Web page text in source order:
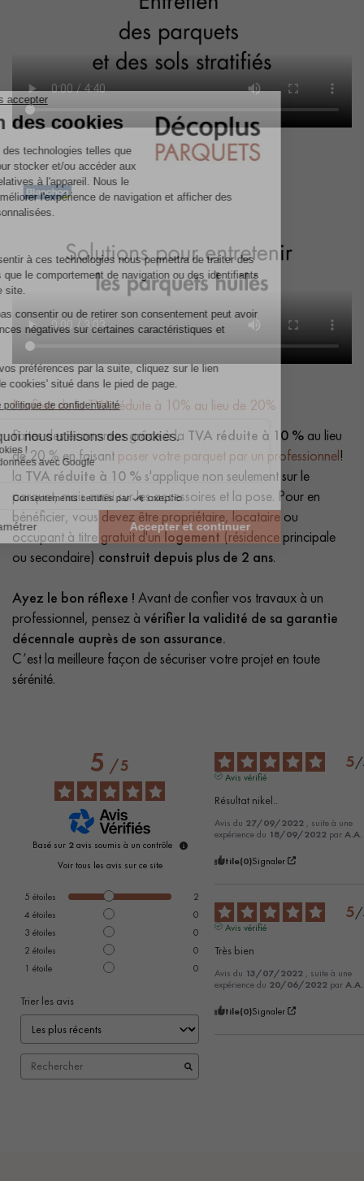
Profitez de la TVA réduite à 10% au lieu de 20%
Faites des économies grâce à la TVA réduite à 10 % au lieu
de 20 % en faisant poser votre parquet par un professionnel!
la TVA réduite à 10 %s'applique non seulement sur le
parquet, mais aussi sur les accessoires et la pose. Pour en
bénéficier, vous devez être propriétaire, locataire ou
occupant à titre gratuit d'unlogement(résidence principale
ou secondaire) construit depuis plus de 2 ans.
Ayez le bon réflexe ! Avant de confier vos travaux à un
professionnel, pensez à vérifier la validité de sa garantie
décennale auprès de son assurance.
C’est la meilleure façon de sécuriser votre projet en toute
sérénité.
5/5
Basé sur 2avis soumis à un contrôle
Voir tous les avis sur ce site
5 étoiles
2
4 étoiles
0
3 étoiles
0
2 étoiles
0
1 étoile 0
Trier les avis
5/
Avis vérifié
Résultat nikel..
Avis du 27/09/2022 , suite à une
expérience du 18/09/2022 parA.A.
Utile(0)Signaler
5/
Avis vérifié
Très bien
Avis du 13/07/2022 , suite à une
expérience du 20/06/2022 parA.A.
Utile(0)Signaler